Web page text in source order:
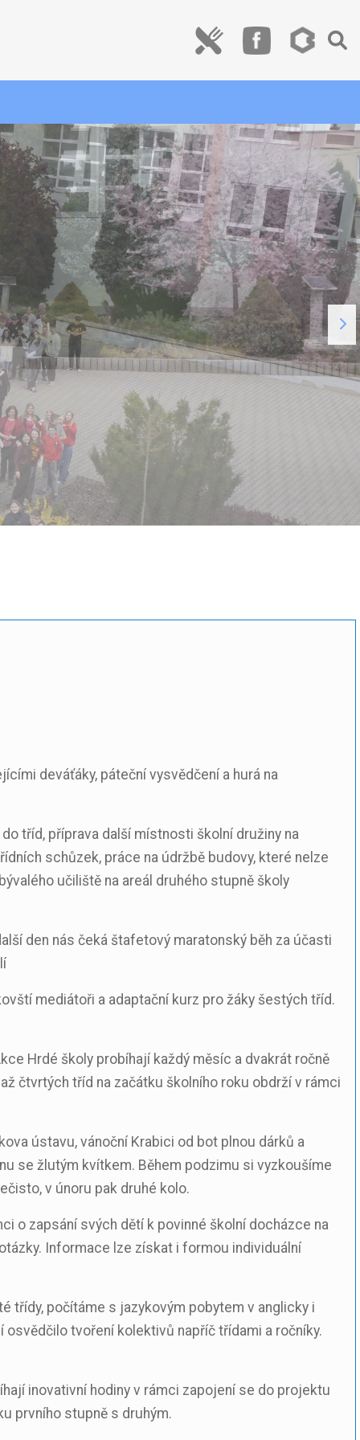
deváťáky, páteční vysvědčení a hurá na
tříd, příprava další místnosti školní družiny na
schůzek, práce na údržbě budovy, které nelze
učiliště na areál druhého stupně školy
den nás čeká štafetový maratonský běh za účasti
mediátoři a adaptační kurz pro žáky šestých tříd.
Hrdé školy probíhají každý měsíc a dvakrát ročně
čtvrtých tříd na začátku školního roku obdrží v rámci
ústavu, vánoční Krabici od bot plnou dárků a
se žlutým kvítkem. Během podzimu si vyzkoušíme
v únoru pak druhé kolo.
o zapsání svých dětí k povinné školní docházce na
Informace lze získat i formou individuální
třídy, počítáme s jazykovým pobytem v anglicky i
tvoření kolektivů napříč třídami a ročníky.
inovativní hodiny v rámci zapojení se do projektu
prvního stupně s druhým.